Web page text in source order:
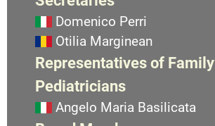
Domenico Perri
Otilia Marginean
Representatives of Family
Pediatricians
Angelo Maria Basilicata